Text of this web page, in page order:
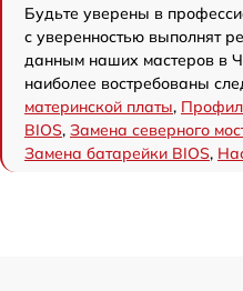
Будьте уверены в
с уверенностью выполнят
данным наших мастеров в
наиболее востребованы
материнской платы,
BIOS, Замена северного
Замена батарейки BIOS,